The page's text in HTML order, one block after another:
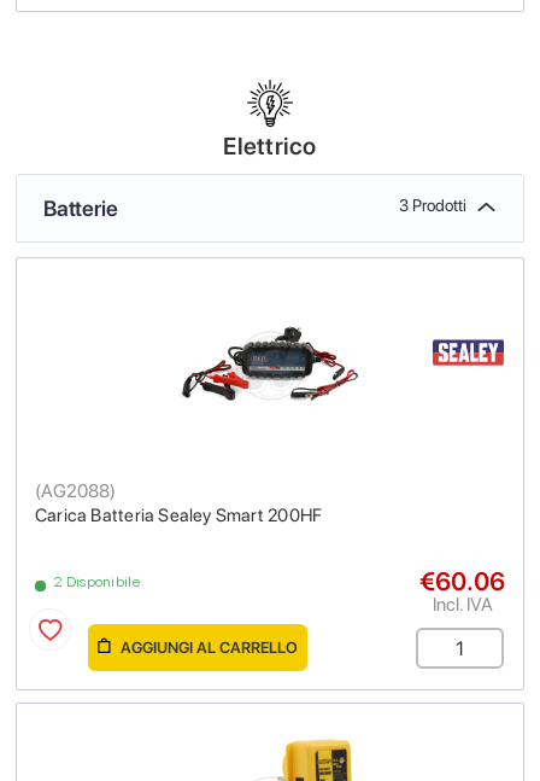
Elettrico
Batterie 3 Prodotti
Carica Batteria Sealey Smart 200HF
(AG2088)
2 Disponibile €60.06
Incl. IVA
AGGIUNGI AL CARRELLO